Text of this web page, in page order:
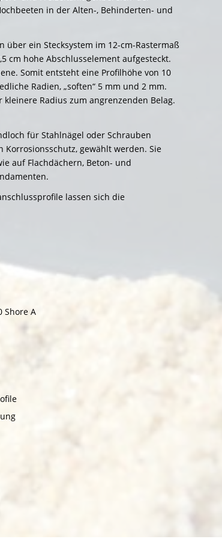
in der Alten-, Behinderten- und
ein Stecksystem im 12-cm-Rastermaß
cm hohe Abschlusselement aufgesteckt.
Somit entsteht eine Profilhöhe von 10
Radien, „soften“ 5 mm und 2 mm.
Radius zum angrenzenden Belag.
für Stahlnägel oder Schrauben
gewählt werden. Sie
auf Flachdächern, Beton- und
lassen sich die
Shore A